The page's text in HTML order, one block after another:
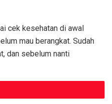
cek kesehatan di awal
mau berangkat. Sudah
dan sebelum nanti